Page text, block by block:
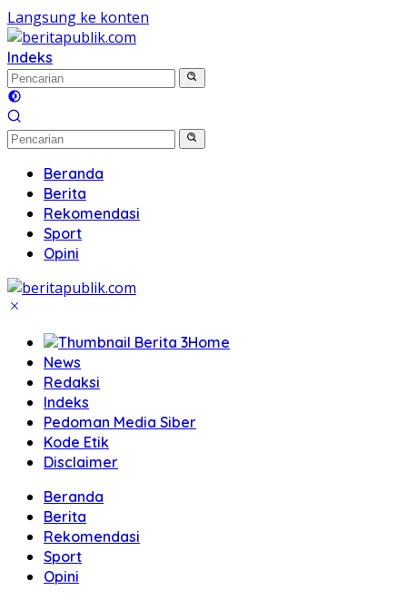
Langsung ke konten
Indeks
Beranda
Berita
Rekomendasi
Sport
Opini
Home
News
Redaksi
Indeks
Pedoman Media Siber
Kode Etik
Disclaimer
Beranda
Berita
Rekomendasi
Sport
Opini